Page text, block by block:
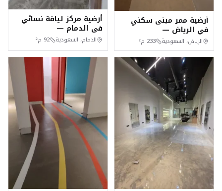
أرضية ممر مبنى سكني
في الرياض —
مايكروسمنت سلس ٢٣٣م²
الرياض، السعودية 233 م²
أرضية مركز لياقة نسائي
في الدمام —
مايكروسمنت سلس في
يومين
الدمام، السعودية 92 م²